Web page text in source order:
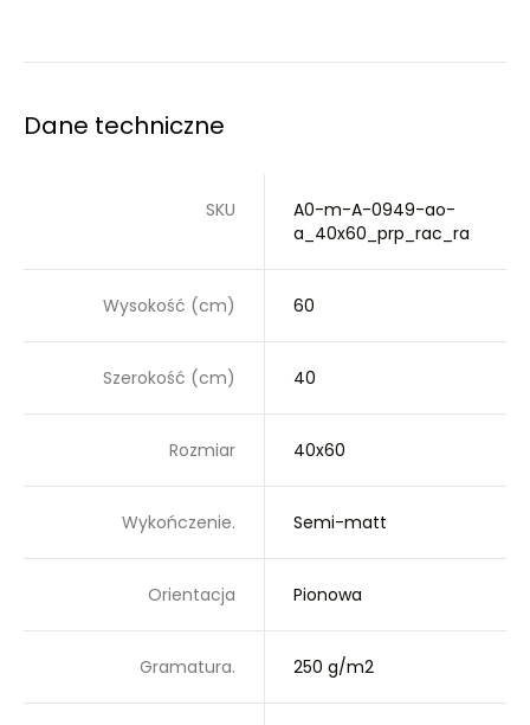
Dane techniczne
SKU
A0-m-A-0949-ao-
a_40x60_prp_rac_ra
Wysokość (cm) 60
Szerokość (cm) 40
Rozmiar 40x60
Wykończenie. Semi-matt
Orientacja Pionowa
Gramatura. 250 g/m2